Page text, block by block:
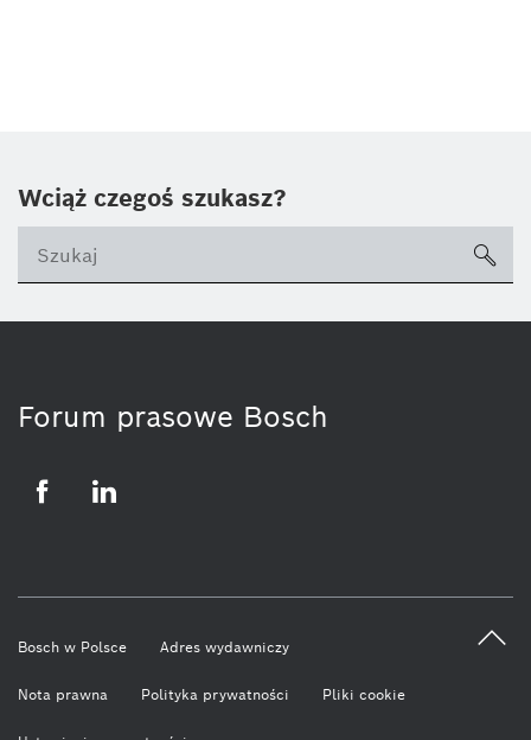
Wciąż czegoś szukasz?
Forum prasowe Bosch
Bosch w Polsce Adres wydawniczy
Nota prawna Polityka prywatności Pliki cookie